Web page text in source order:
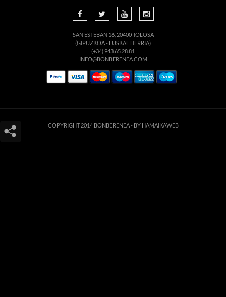
SAN ESTEBAN 16, 20400 TOLOSA
(GIPUZKOA - EUSKAL HERRIA)
(+34) 943.65.28.81
INFO@BONBERENEA.COM
COPYRIGHT 2014 BONBERENEA - BY HAMAIKAWEB